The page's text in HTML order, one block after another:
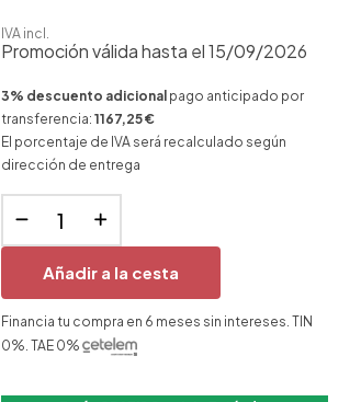
IVA incl.
Promoción válida hasta el 15/09/2026
3% descuento adicional pago anticipado por
transferencia: 1167,25 €
El porcentaje de IVA será recalculado según
dirección de entrega
Añadir a la cesta
Financia tu compra en 6 meses sin intereses. TIN
0%. TAE 0%